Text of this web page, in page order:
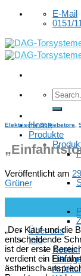
Skip
E-Mail
0151/
Home
Produkte
Über uns
Info
Kosten
Elektrische Schiebetore
Veröffentlicht am
Grüner
„Der Kauf und die
entscheidende
ist der erste
verdient ein
ästhetisch